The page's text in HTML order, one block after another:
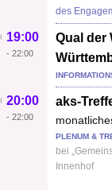
des
Qual der
19:00
- 22:00
aks-
20:00
- 22:00
PLENUM &
bei
Innenhof